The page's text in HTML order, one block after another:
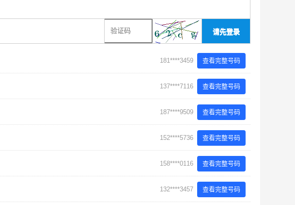
请先登录
181****3459 查看完整号码
137****7116 查看完整号码
187****9509 查看完整号码
152****5736 查看完整号码
158****0116 查看完整号码
132****3457 查看完整号码